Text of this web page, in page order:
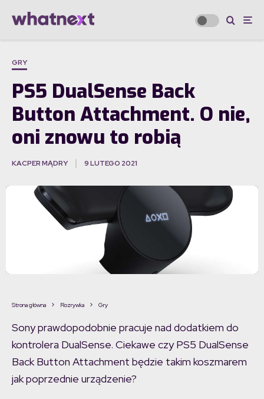
GRY
PS5 DualSense Back
Button Attachment. O nie,
oni znowu to robią
KACPER MĄDRY 9 LUTEGO 2021
Strona główna Rozrywka Gry
Sony prawdopodobnie pracuje nad dodatkiem do
kontrolera DualSense. Ciekawe czy PS5 DualSense
Back Button Attachment będzie takim koszmarem
jak poprzednie urządzenie?